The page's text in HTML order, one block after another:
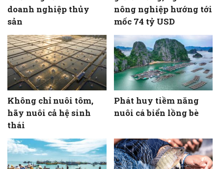
doanh nghiệp thủy
sản
nông nghiệp hướng tới
mốc 74 tỷ USD
Không chỉ nuôi tôm,
hãy nuôi cả hệ sinh
thái
Phát huy tiềm năng
nuôi cá biển lồng bè